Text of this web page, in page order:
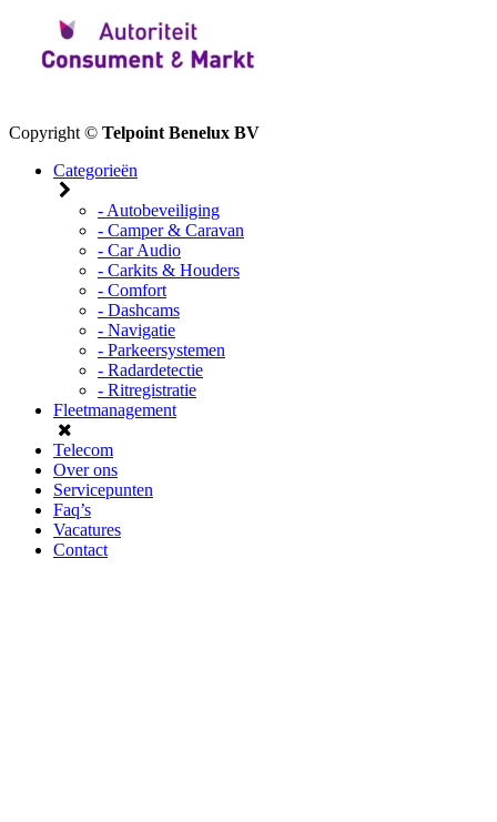
Copyright © Telpoint Benelux BV
Categorieën
- Autobeveiliging
- Camper & Caravan
- Car Audio
- Carkits & Houders
- Comfort
- Dashcams
- Navigatie
- Parkeersystemen
- Radardetectie
- Ritregistratie
Fleetmanagement
Telecom
Over ons
Servicepunten
Faq’s
Vacatures
Contact